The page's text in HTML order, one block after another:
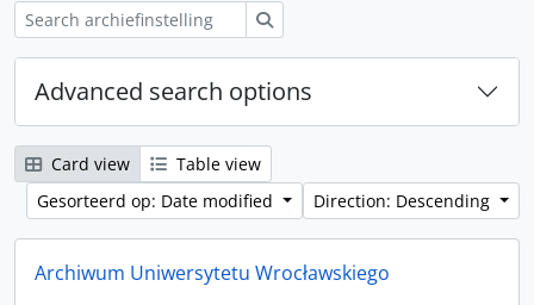
Advanced search options
Card view
Table view
Gesorteerd op: Date modified
Direction: Descending
Archiwum Uniwersytetu Wrocławskiego